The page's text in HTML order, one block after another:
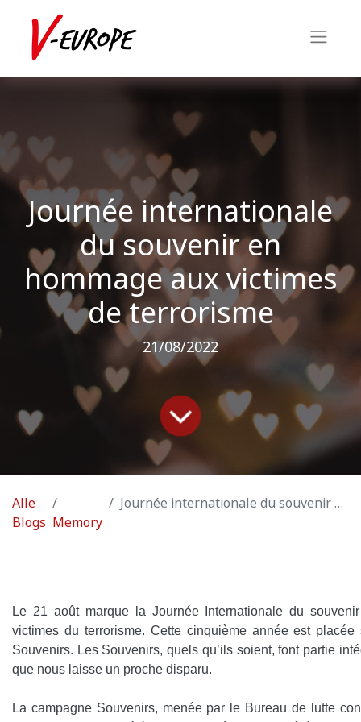
Journée internationale
du souvenir en
hommage aux victimes
de terrorisme
21/08/2022
Alle
Blogs Memory
Journée internationale du souvenir en hommage aux victimes de terrorisme
Le 21 août marque la Journée Internationale du
victimes du terrorisme. Cette cinquième année est
Souvenirs. Les Souvenirs, quels qu’ils soient, font partie
que nous laisse un proche disparu.
La campagne Souvenirs, menée par le Bureau de lutte